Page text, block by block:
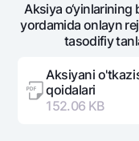
Aksiya
yordamida onlayn
tasodifiy
Aksiyani
qoidalari
152.06 KB